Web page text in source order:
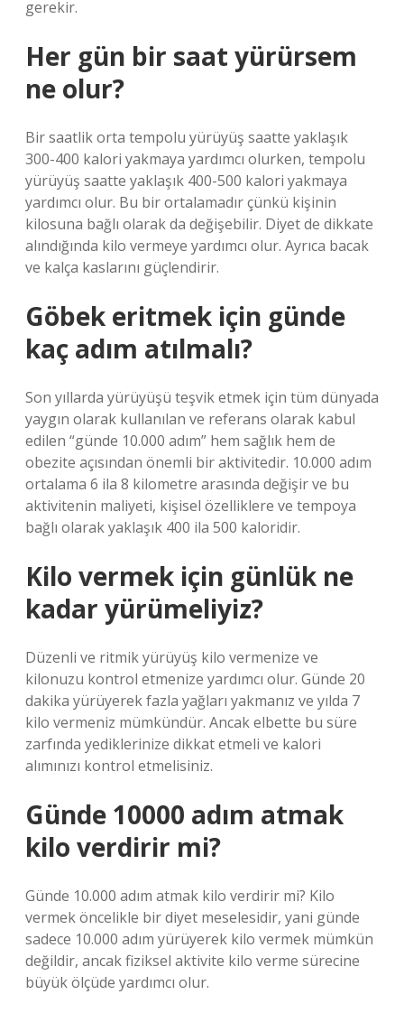
gerekir.
Her gün bir saat yürürsem
ne olur?
Bir saatlik orta tempolu yürüyüş saatte yaklaşık
300-400 kalori yakmaya yardımcı olurken, tempolu
yürüyüş saatte yaklaşık 400-500 kalori yakmaya
yardımcı olur. Bu bir ortalamadır çünkü kişinin
kilosuna bağlı olarak da değişebilir. Diyet de dikkate
alındığında kilo vermeye yardımcı olur. Ayrıca bacak
ve kalça kaslarını güçlendirir.
Göbek eritmek için günde
kaç adım atılmalı?
Son yıllarda yürüyüşü teşvik etmek için tüm dünyada
yaygın olarak kullanılan ve referans olarak kabul
edilen “günde 10.000 adım” hem sağlık hem de
obezite açısından önemli bir aktivitedir. 10.000 adım
ortalama 6 ila 8 kilometre arasında değişir ve bu
aktivitenin maliyeti, kişisel özelliklere ve tempoya
bağlı olarak yaklaşık 400 ila 500 kaloridir.
Kilo vermek için günlük ne
kadar yürümeliyiz?
Düzenli ve ritmik yürüyüş kilo vermenize ve
kilonuzu kontrol etmenize yardımcı olur. Günde 20
dakika yürüyerek fazla yağları yakmanız ve yılda 7
kilo vermeniz mümkündür. Ancak elbette bu süre
zarfında yediklerinize dikkat etmeli ve kalori
alımınızı kontrol etmelisiniz.
Günde 10000 adım atmak
kilo verdirir mi?
Günde 10.000 adım atmak kilo verdirir mi? Kilo
vermek öncelikle bir diyet meselesidir, yani günde
sadece 10.000 adım yürüyerek kilo vermek mümkün
değildir, ancak fiziksel aktivite kilo verme sürecine
büyük ölçüde yardımcı olur.